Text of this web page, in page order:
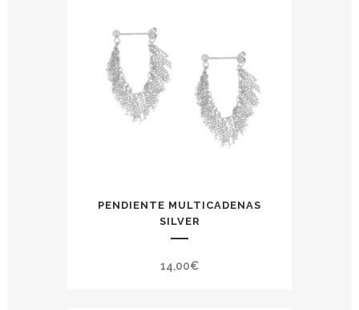
PENDIENTE MULTICADENAS
SILVER
14,00€